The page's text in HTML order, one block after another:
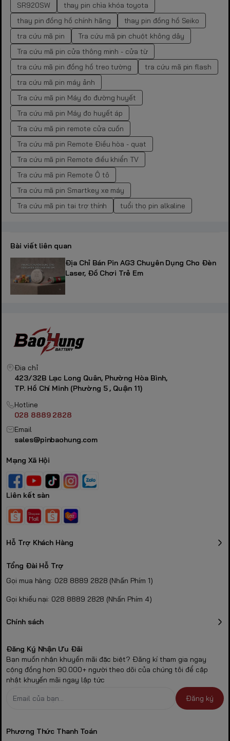
SR920SW
thay pin chìa khóa toyota
thay pin đồng hồ chính hãng
thay pin đồng hồ Seiko
tra cứu mã pin
Tra cứu mã pin chuột không dây
Tra cứu mã pin cửa thông minh - cửa từ
tra cứu mã pin đồng hồ treo tường
tra cứu mã pin flash
tra cứu mã pin máy ảnh
Tra cứu mã pin Máy đo đường huyết
Tra cứu mã pin Máy đo huyết áp
Tra cứu mã pin remote cửa cuốn
Tra cứu mã pin Remote Điều hòa - quạt
Tra cứu mã pin Remote điều khiển TV
Tra cứu mã pin Remote Ô tô
Tra cứu mã pin Smartkey xe máy
Tra cứu mã pin tai trợ thính
tuổi thọ pin alkaline
Bài viết liên quan
Địa Chỉ Bán Pin AG3 Chuyên Dụng Cho Đèn
Laser, Đồ Chơi Trẻ Em
Địa chỉ
423/32B Lạc Long Quân, Phường Hòa Bình,
TP. Hồ Chí Minh (Phường 5 , Quận 11)
Hotline
028 8889 2828
Email
sales@pinbaohung.com
Mạng Xã Hội
Liên kết sàn
Hỗ Trợ Khách Hàng
Tổng Đài Hỗ Trợ
Gọi mua hàng: 028 8889 2828 (Nhấn Phím 1)
Gọi khiếu nại: 028 8889 2828 (Nhấn Phím 4)
Chính sách
Đăng Ký Nhận Ưu Đãi
Bạn muốn nhận khuyến mãi đặc biệt? Đăng kí tham gia ngay
cộng đồng hơn 90.000+ người theo dõi của chúng tôi để cập
nhật khuyến mãi ngay lập tức
Đăng ký
Phương Thức Thanh Toán